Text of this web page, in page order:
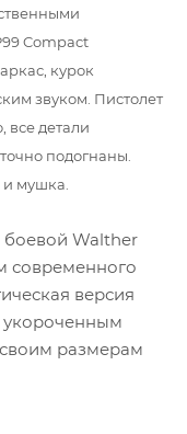
Compact
курок
звуком. Пистолет
все детали
подогнаны.
мушка.
боевой Walther
современного
версия
укороченным
размерам